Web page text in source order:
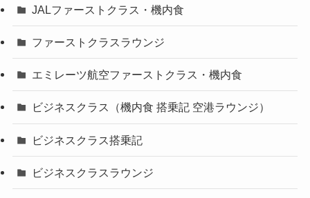
JALファーストクラス・機内食
ファーストクラスラウンジ
エミレーツ航空ファーストクラス・機内食
ビジネスクラス（機内食 搭乗記 空港ラウンジ）
ビジネスクラス搭乗記
ビジネスクラスラウンジ